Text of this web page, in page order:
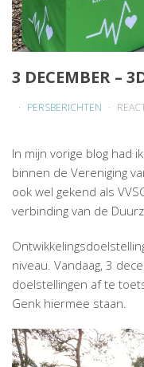
3 DECEMBER –
PERSBERICHTEN
In mijn vorige blog had
binnen de Vereniging
ook wel gekend als
verbinding van de
niveau. Vandaag, 3
doelstellingen af te
Genk hiermee staan.